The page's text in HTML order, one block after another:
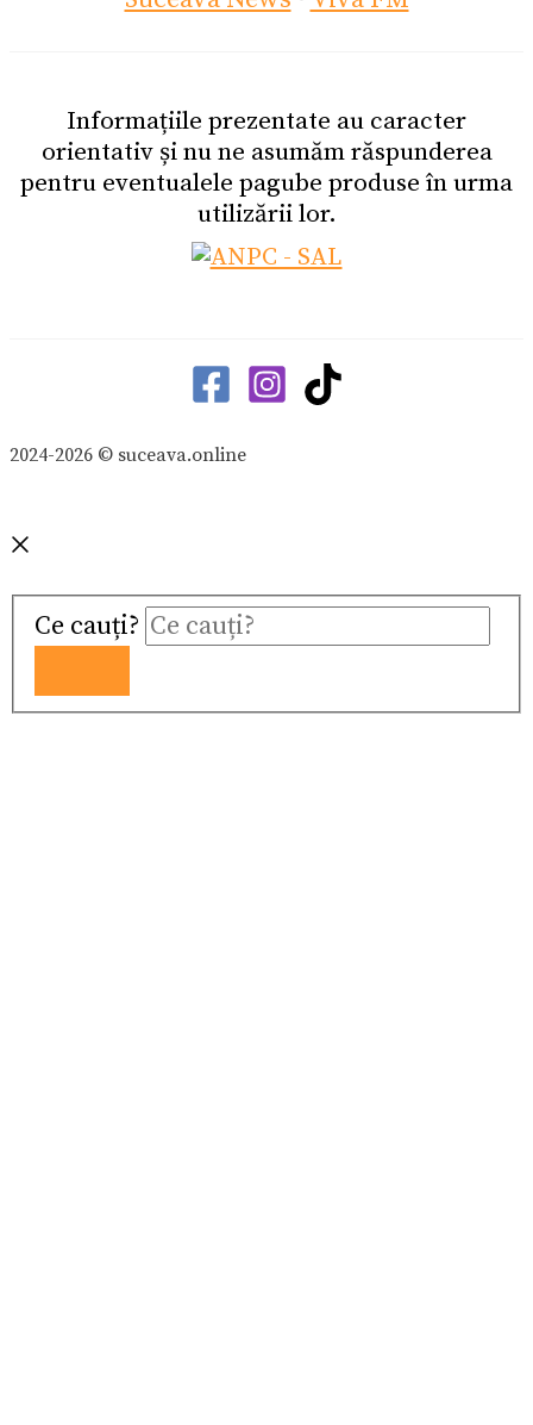
Informațiile prezentate au caracter
orientativ și nu ne asumăm răspunderea
pentru eventualele pagube produse în urma
utilizării lor.
2024-2026 © suceava.online
Ce cauți?